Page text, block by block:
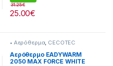
25.00€
31.25€
• Αερόθερμα, CECOTEC
Αερόθερμο EADYWARM
2050 MAX FORCE WHITE